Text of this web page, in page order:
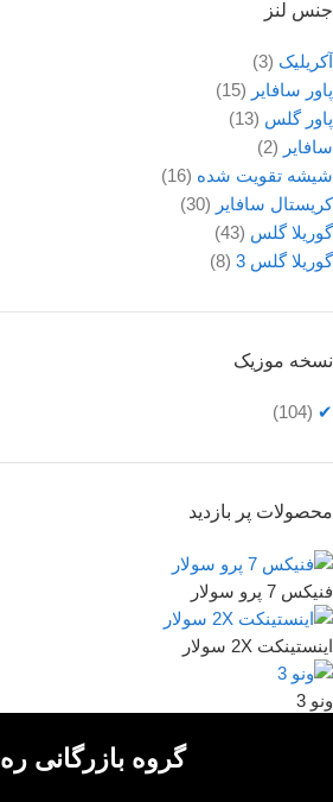
جنس لنز
آکریلیک (3)
پاور سافایر (15)
پاور گلس (13)
سافایر (2)
شیشه تقویت شده (16)
کریستال سافایر (30)
گوریلا گلس (43)
گوریلا گلس 3
(8)
نسخه موزیک
✔
(104)
محصولات پر بازدید
فنیکس 7 پرو سولار
اینستینکت 2X سولار
ونو 3
گروه بازرگانی ره